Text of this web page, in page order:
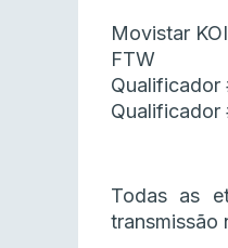
Movistar KOI
FTW
Qualificador
Qualificador
Todas as
transmissão